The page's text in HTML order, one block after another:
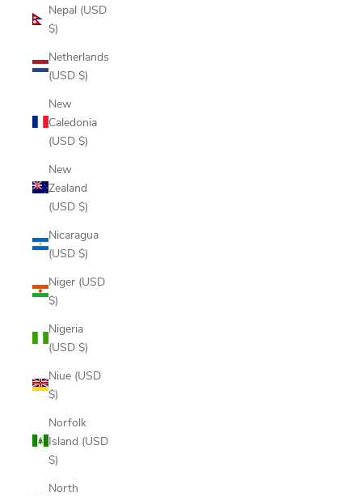
Nepal (USD
$)
Netherlands
(USD $)
New
Caledonia
(USD $)
New
Zealand
(USD $)
Nicaragua
(USD $)
Niger (USD
$)
Nigeria
(USD $)
Niue (USD
$)
Norfolk
Island (USD
$)
North